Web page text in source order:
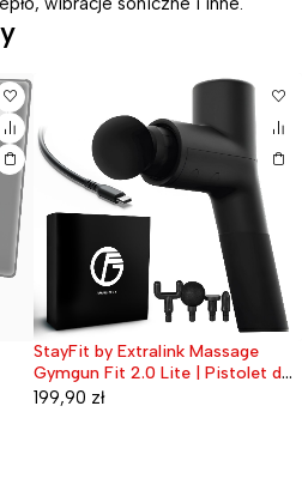
Extralink Massage
Fit 2.0 Lite | Pistolet do
| 4 głowice, 6 trybów
Extralink